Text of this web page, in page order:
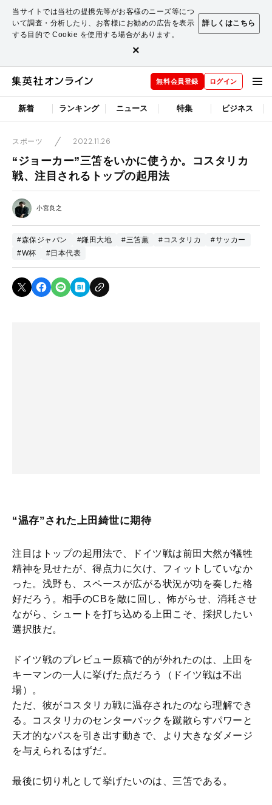
当サイトでは当社の提携先等がお客様のニーズ等につ
いて調査・分析したり、お客様にお勧めの広告を表示
する目的で Cookie を使用する場合があります。
詳しくはこちら
×
無料会員登録 ログイン
新着 ランキング ニュース 特集 ビジネス
スポーツ 2022.11.26
“ジョーカー”三笘をいかに使うか。コスタリカ
戦、注目されるトップの起用法
小宮良之
#森保ジャパン #鎌田大地 #三笘薫 #コスタリカ
#サッカー
#W杯
#日本代表
“温存”された上田綺世に期待
注目はトップの起用法で、ドイツ戦は前田大然が犠牲
精神を見せたが、得点力に欠け、フィットしていなか
った。浅野も、スペースが広がる状況が功を奏した格
好だろう。相手のCBを敵に回し、怖がらせ、消耗させ
ながら、シュートを打ち込める上田こそ、採択したい
選択肢だ。
ドイツ戦のプレビュー原稿で的が外れたのは、上田を
キーマンの一人に挙げた点だろう（ドイツ戦は不出
場）。
ただ、彼がコスタリカ戦に温存されたのなら理解でき
る。コスタリカのセンターバックを蹴散らすパワーと
天才的なパスを引き出す動きで、より大きなダメージ
を与えられるはずだ。
最後に切り札として挙げたいのは、三笘である。